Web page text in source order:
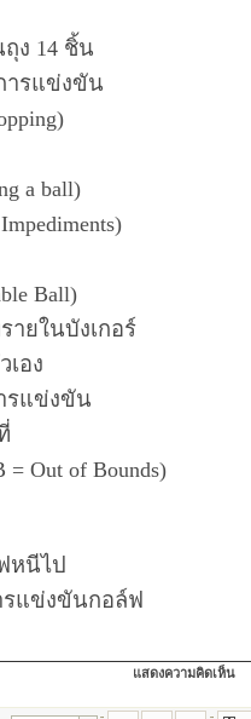
ง 14 ชิ้น
ารแข่งขัน
a ball)
Ball)
ายในบังเกอร์
อง
รแข่งขัน
Out of Bounds)
หนีไป
รแข่งขันกอล์ฟ
แสดงความคิดเห็น